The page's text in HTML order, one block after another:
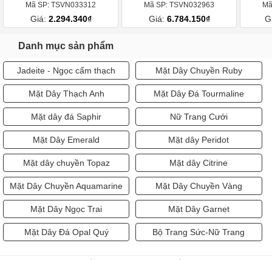
Mã SP: TSVN033312
Giá: 2.294.340₫
Mã SP: TSVN032963
Giá: 6.784.150₫
Danh mục sản phẩm
Jadeite - Ngọc cẩm thạch Mặt Dây Chuyền Ruby
Mặt Dây Thạch Anh Mặt Dây Đá Tourmaline
Mặt dây đá Saphir Nữ Trang Cưới
Mặt Dây Emerald Mặt dây Peridot
Mặt dây chuyền Topaz Mặt dây Citrine
Mặt Dây Chuyền Aquamarine Mặt Dây Chuyền Vàng
Mặt Dây Ngọc Trai Mặt Dây Garnet
Mặt Dây Đá Opal Quý Bộ Trang Sức-Nữ Trang